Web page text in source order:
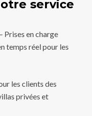
service
en charge
temps réel pour les
les clients des
privées et